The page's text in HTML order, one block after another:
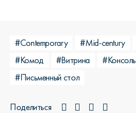
#Contemporary #Mid-century
#Комод
#Витрина
#Консоль
#Письменный стол
Поделиться